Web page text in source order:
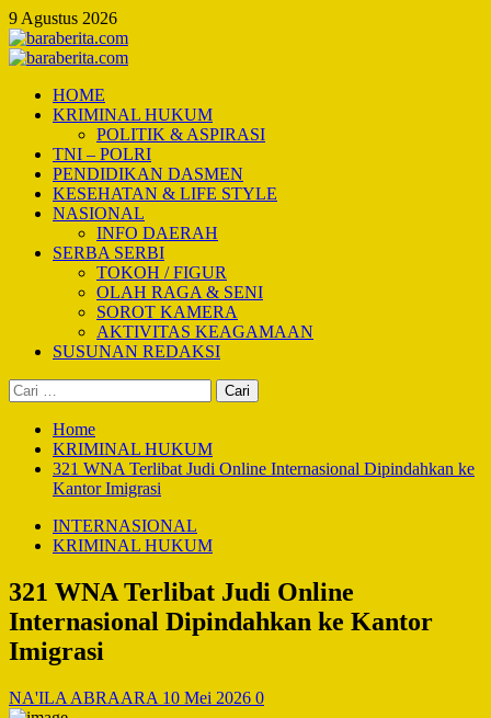
Skip
to
content
9 Agustus 2026
Primary
HOME
KRIMINAL HUKUM
POLITIK & ASPIRASI
TNI – POLRI
PENDIDIKAN DASMEN
KESEHATAN & LIFE STYLE
NASIONAL
INFO DAERAH
SERBA SERBI
TOKOH / FIGUR
OLAH RAGA & SENI
SOROT KAMERA
AKTIVITAS KEAGAMAAN
SUSUNAN REDAKSI
Cari
untuk:
Home
KRIMINAL HUKUM
321 WNA Terlibat Judi Online Internasional Dipindahkan ke
Kantor Imigrasi
INTERNASIONAL
KRIMINAL HUKUM
321 WNA Terlibat Judi Online
Internasional Dipindahkan ke Kantor
Imigrasi
NA'ILA ABRAARA 10 Mei 2026 0